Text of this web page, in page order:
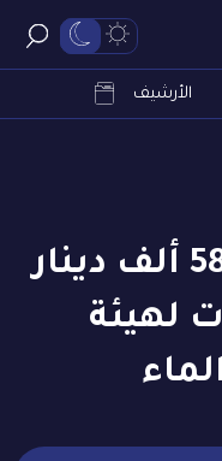
الأرشيف
«المناقصات»: 586 ألف دينار
لهيئة